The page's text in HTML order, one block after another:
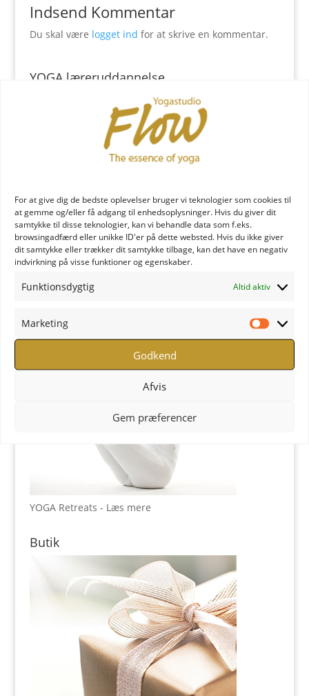
For at give dig de bedste oplevelser bruger vi teknologier som cookies til
at gemme og/eller få adgang til enhedsoplysninger. Hvis du giver dit
samtykke til disse teknologier, kan vi behandle data som f.eks.
browsingadfærd eller unikke ID'er på dette websted. Hvis du ikke giver
dit samtykke eller trækker dit samtykke tilbage, kan det have en negativ
indvirkning på visse funktioner og egenskaber.
Funktionsdygtig Altid aktiv
Marketing
Godkend
Afvis
Gem præferencer
Indsend Kommentar
Du skal være logget ind for at skrive en kommentar.
YOGA læreruddannelse
YOGA uddannelse - læs mere
YOGA Retreats - Læs mere
Butik